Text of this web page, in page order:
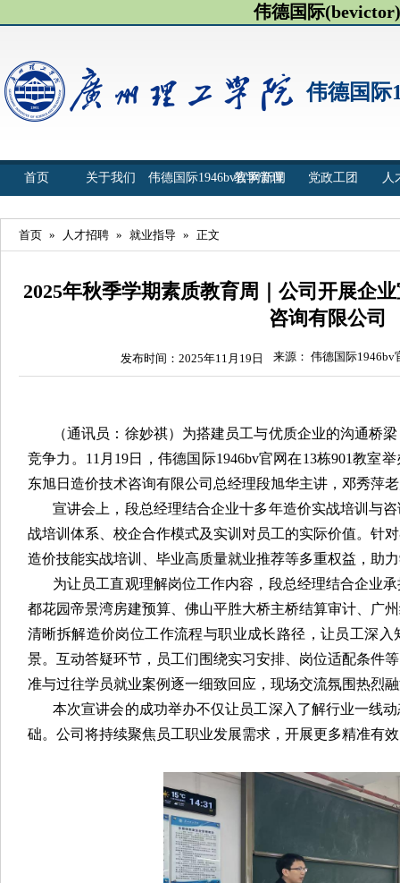
伟德国际
伟德国际
首页 关于我们 伟德国际1946bv官网新闻
教学管理 党政工团 人
首页 » 人才招聘 » 就业指导 » 正文
2025年秋季学期素质教育周｜公司开展企
咨询有限公司
发布时间：2025年11月19日 来源： 伟德国际1946bv
（通讯员：徐妙祺）为搭建员工与优质企业的沟通桥
竞争力。11月19日，伟德国际1946bv官网在13栋901教室
东旭日造价技术咨询有限公司总经理段旭华主讲，邓秀萍
宣讲会上，段总经理结合企业十多年造价实战培训与
战培训体系、校企合作模式及实训对员工的实际价值。针
造价技能实战培训、毕业高质量就业推荐等多重权益，助
为让员工直观理解岗位工作内容，段总经理结合企业
都花园帝景湾房建预算、佛山平胜大桥主桥结算审计、广
清晰拆解造价岗位工作流程与职业成长路径，让员工深
景。互动答疑环节，员工们围绕实习安排、岗位适配条件
准与过往学员就业案例逐一细致回应，现场交流氛围热烈
本次宣讲会的成功举办不仅让员工深入了解行业一线
础。公司将持续聚焦员工职业发展需求，开展更多精准有